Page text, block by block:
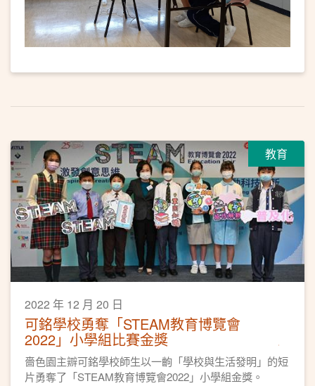
教育
2022 年 12 月 20 日
可銘學校勇奪「STEAM教育博覽會
2022」小學組比賽金獎
嗇色園主辧可銘學校師生以一齣「學校與生活發明」的短
片勇奪了「STEAM教育博覽會2022」小學組金獎。